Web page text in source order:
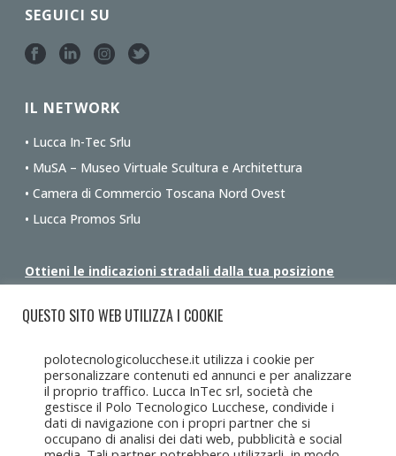
SEGUICI SU
IL NETWORK
• Lucca In-Tec Srlu
• MuSA – Museo Virtuale Scultura e Architettura
• Camera di Commercio Toscana Nord Ovest
• Lucca Promos Srlu
Ottieni le indicazioni stradali dalla tua posizione
QUESTO SITO WEB UTILIZZA I COOKIE
polotecnologicolucchese.it utilizza i cookie per
personalizzare contenuti ed annunci e per analizzare
il proprio traffico. Lucca InTec srl, società che
gestisce il Polo Tecnologico Lucchese, condivide i
dati di navigazione con i propri partner che si
occupano di analisi dei dati web, pubblicità e social